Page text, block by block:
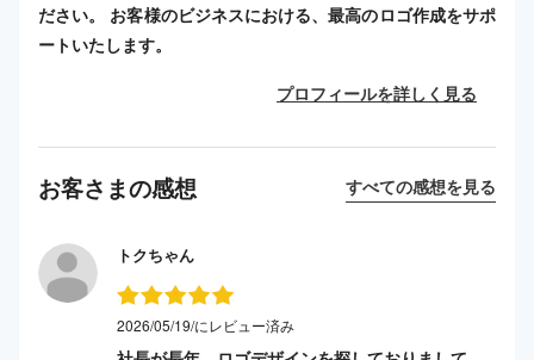
ださい。 お客様のビジネスにおける、最高のロゴ作成をサポ
ートいたします。
プロフィールを詳しく見る
お客さまの感想 すべての感想を見る
トクちゃん
2026/05/19/にレビュー済み